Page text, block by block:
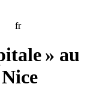
fr
» au